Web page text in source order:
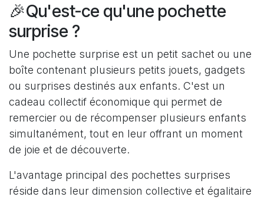
🎉Qu'est-ce qu'une pochette
surprise ?
Une pochette surprise est un petit sachet ou une
boîte contenant plusieurs petits jouets, gadgets
ou surprises destinés aux enfants. C'est un
cadeau collectif économique qui permet de
remercier ou de récompenser plusieurs enfants
simultanément, tout en leur offrant un moment
de joie et de découverte.
L'avantage principal des pochettes surprises
réside dans leur dimension collective et égalitaire